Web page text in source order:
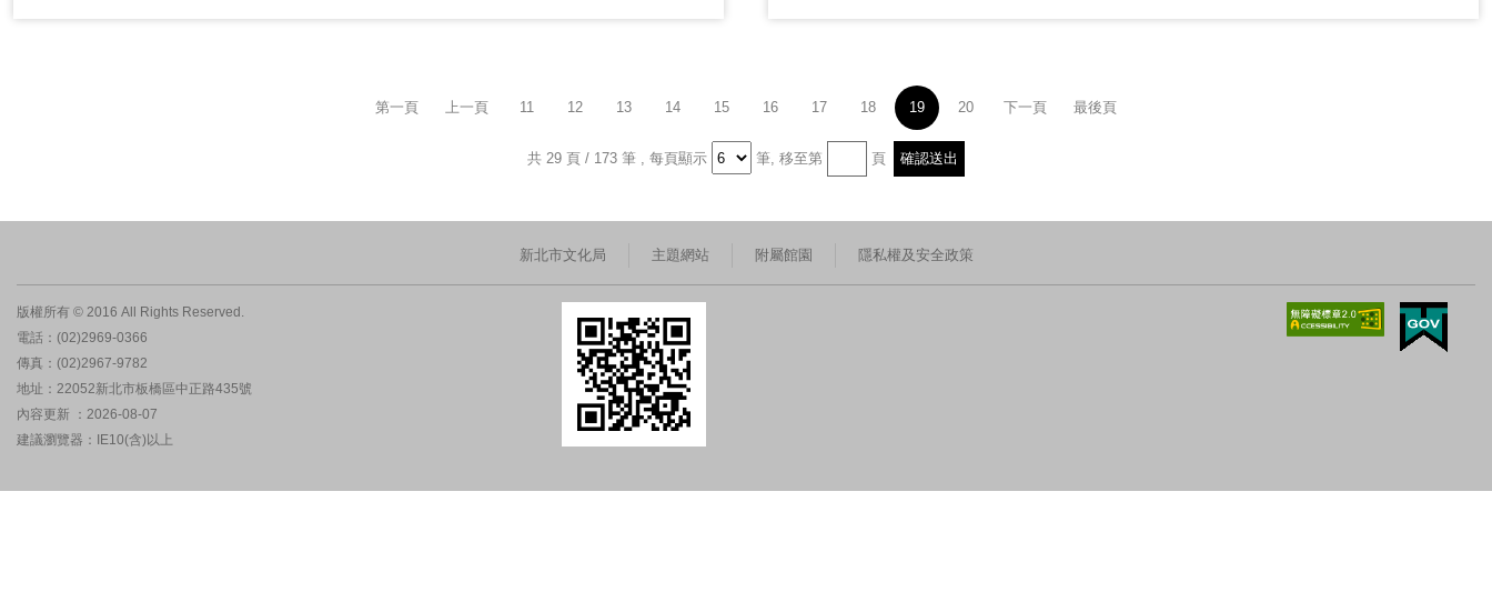
第一頁 上一頁 11 12 13 14 15 16 17 18 19 20 下一頁 最後頁
共 29 頁 / 173 筆 , 每頁顯示 筆, 移至第 頁
新北市文化局 主題網站 附屬館園 隱私權及安全政策
版權所有 © 2016 All Rights Reserved.
電話：(02)2969-0366
傳真：(02)2967-9782
地址：22052新北市板橋區中正路435號
內容更新 ：2026-08-07
建議瀏覽器：IE10(含)以上